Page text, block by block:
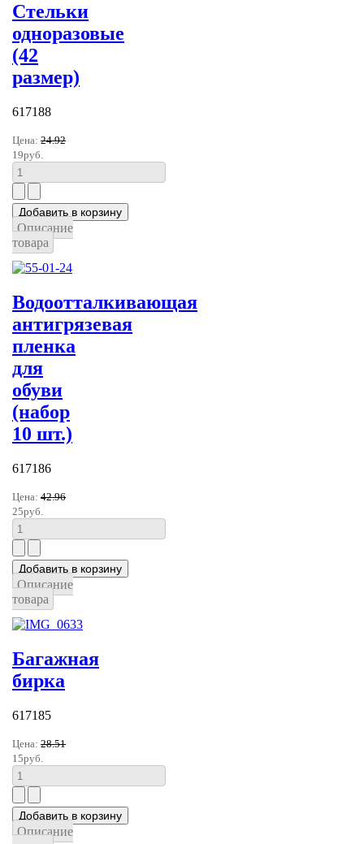
Стельки
одноразовые
(42
размер)
617188
Цена: 24.92
19руб.
Описание
товара
Водоотталкивающая
антигрязевая
пленка
для
обуви
(набор
10 шт.)
617186
Цена: 42.96
25руб.
Описание
товара
Багажная
бирка
617185
Цена: 28.51
15руб.
Описание